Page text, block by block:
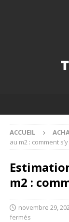
ACCUEIL
au m2 : comment
m2 :
novembre 29,
fermés